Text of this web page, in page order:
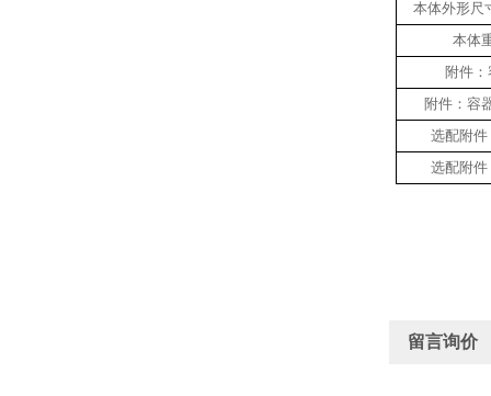
本体外形尺
本体
附件
附件：容
选配附
选配附
留言询价